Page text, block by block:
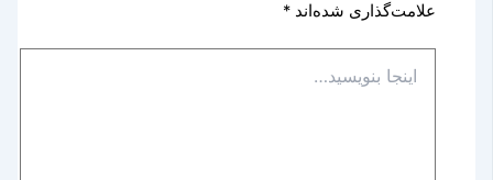
علامت‌گذاری شده‌اند*
بنویسید…